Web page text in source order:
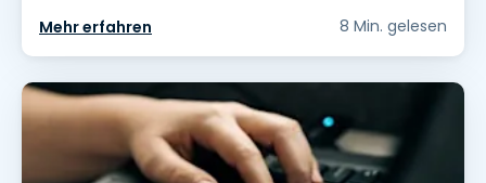
Mehr erfahren 8 Min. gelesen